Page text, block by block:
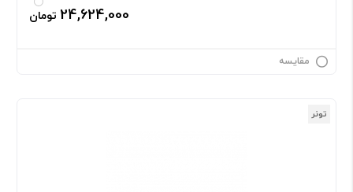
24,624,000 تومان
مقایسه
تونر